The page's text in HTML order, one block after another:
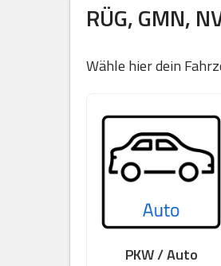
RÜG, GMN,
Wähle hier dein
PKW / Auto